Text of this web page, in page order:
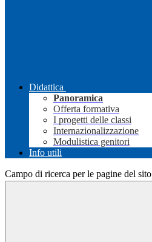
Didattica
Panoramica
Offerta formativa
I progetti delle classi
Internazionalizzazione
Modulistica genitori
Info utili
Campo di ricerca per le pagine del sito